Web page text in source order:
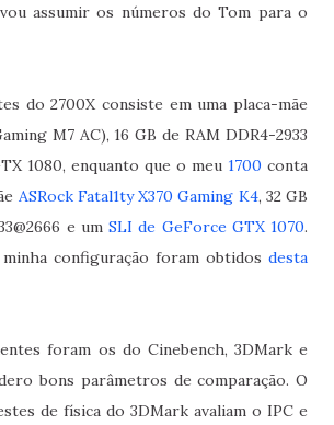
assumir os números do Tom para o
do 2700X consiste em uma placa-mãe
M7 AC), 16 GB de RAM DDR4-2933
1080, enquanto que o meu 1700 conta
ASRock Fatal1ty X370 Gaming K4, 32 GB
e umSLI de GeForce GTX 1070.
configuração foram obtidos desta
foram os do Cinebench, 3DMark e
bons parâmetros de comparação. O
de física do 3DMark avaliam o IPC e